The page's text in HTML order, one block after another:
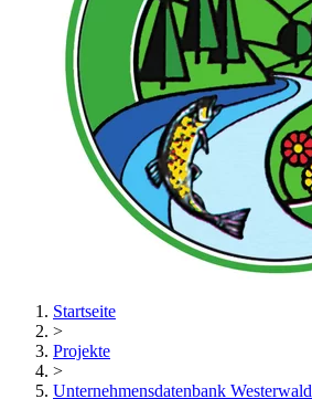
Startseite
>
Projekte
>
Unternehmensdatenbank Westerwald